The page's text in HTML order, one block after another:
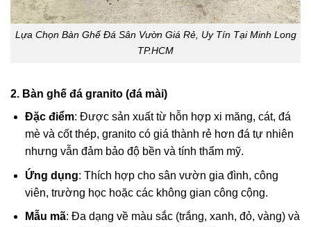
Lựa Chọn Bàn Ghế Đá Sân Vườn Giá Rẻ, Uy Tín Tại Minh Long
TP.HCM
2. Bàn ghế đá granito (đá mài)
Đặc điểm: Được sản xuất từ hỗn hợp xi măng, cát, đá
mè và cốt thép, granito có giá thành rẻ hơn đá tự nhiên
nhưng vẫn đảm bảo độ bền và tính thẩm mỹ.
Ứng dụng: Thích hợp cho sân vườn gia đình, công
viên, trường học hoặc các không gian công cộng.
Mẫu mã: Đa dạng về màu sắc (trắng, xanh, đỏ, vàng) và